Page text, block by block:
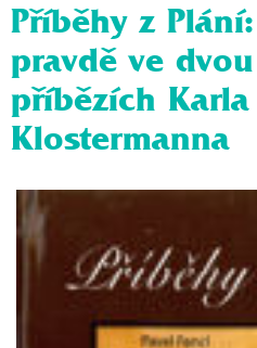
Příběhy z
pravdě ve
příbězích Karla
Klostermanna